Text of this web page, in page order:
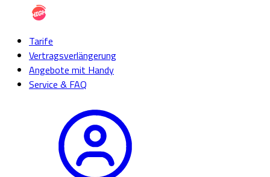
Tarife
Vertragsverlängerung
Angebote mit Handy
Service & FAQ